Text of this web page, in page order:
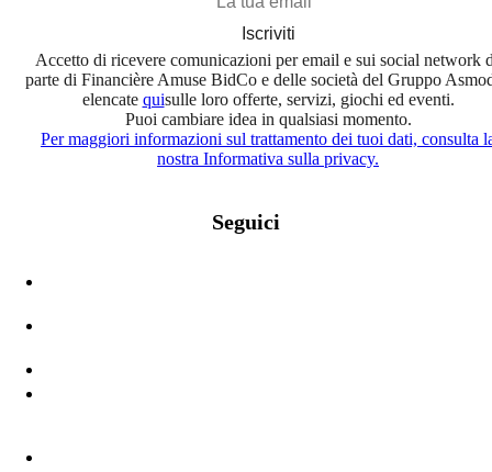
Iscriviti
Accetto di ricevere comunicazioni per email e sui social network
parte di Financière Amuse BidCo e delle società del Gruppo
elencate quisulle loro offerte, servizi, giochi ed eventi.
Puoi cambiare idea in qualsiasi momento.
Per maggiori informazioni sul trattamento dei tuoi dati, consulta
nostra Informativa sulla privacy.
Seguici